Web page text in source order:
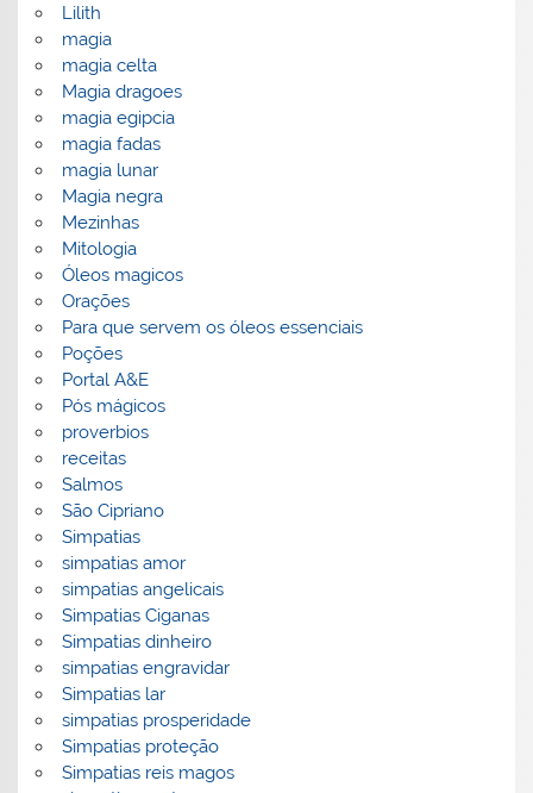
Lilith
magia
magia celta
Magia dragoes
magia egipcia
magia fadas
magia lunar
Magia negra
Mezinhas
Mitologia
Óleos magicos
Orações
Para que servem os óleos essenciais
Poções
Portal A&E
Pós mágicos
proverbios
receitas
Salmos
São Cipriano
Simpatias
simpatias amor
simpatias angelicais
Simpatias Ciganas
Simpatias dinheiro
simpatias engravidar
Simpatias lar
simpatias prosperidade
Simpatias proteção
Simpatias reis magos